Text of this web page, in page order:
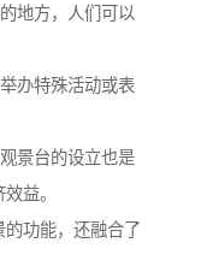
地方，人们可以
办特殊活动或表
景台的设立也是
益。
功能，还融合了